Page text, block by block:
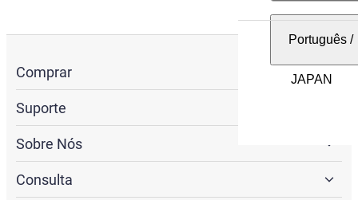
Português/
Comprar
Suporte
Sobre Nós
Consulta